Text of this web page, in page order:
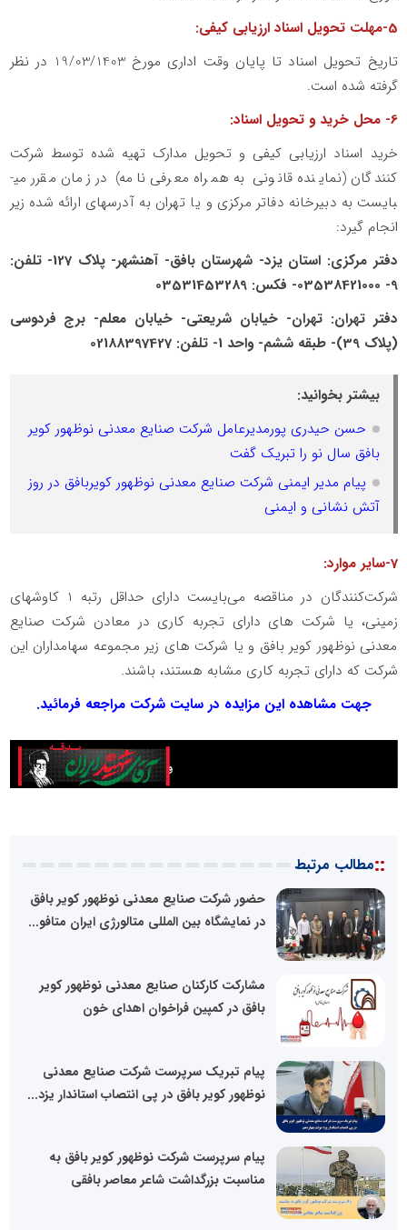
5-مهلت تحویل اسناد ارزیابی کیفی:
تاریخ تحویل اسناد تا پایان وقت اداری مورخ 19/03/1403 در نظر
گرفته شده است.
6- محل خرید و تحویل اسناد:
خرید اسناد ارزیابی کیفی و تحویل مدارک تهیه شده توسط شرکت
کنندگان (نماینده قانونی به همراه معرفی نامه) در زمان مقرر می­
بایست به دبیرخانه دفاتر مرکزی و یا تهران به آدرس­های ارائه شده زیر
انجام گیرد:
دفتر مرکزی: استان یزد- شهرستان بافق- آهنشهر- پلاک 127- تلفن:
9- 03538421000- فکس: 03531453289
دفتر تهران: تهران- خیابان شریعتی- خیابان معلم- برج فردوسی
(پلاک 39)- طبقه ششم- واحد 1- تلفن: 02188397427
بیشتر بخوانید:
حسن حیدری پورمدیرعامل شرکت صنایع معدنی نوظهور کویر
بافق سال نو را تبریک گفت
پیام مدیر ایمنی شرکت صنایع معدنی نوظهور کویربافق در روز
آتش نشانی و ایمنی
7-سایر موارد:
شرکت‌کنندگان در مناقصه می‌بایست دارای حداقل رتبه 1 کاوش­های
زمینی، یا شرکت های دارای تجربه کاری در معادن شرکت صنایع
معدنی نوظهور کویر بافق و یا شرکت های زیر مجموعه سهامداران این
شرکت که دارای تجربه کاری مشابه هستند، باشند.
جهت مشاهده این مزایده در سایت شرکت مراجعه فرمائید.
::مطالب مرتبط
حضور شرکت صنایع معدنی نوظهور کویر بافق
در نمایشگاه بین المللی متالورژی ایران متافو...
مشارکت کارکنان صنایع معدنی نوظهور کویر
بافق در کمپین فراخوان اهدای خون
پیام تبریک سرپرست شرکت صنایع معدنی
نوظهور کویر بافق در پی انتصاب استاندار یزد...
پیام سرپرست شرکت نوظهور کویر بافق به
مناسبت بزرگداشت شاعر معاصر بافقی